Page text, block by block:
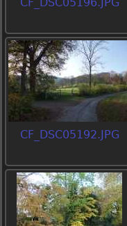
CF_DSC05192.JPG